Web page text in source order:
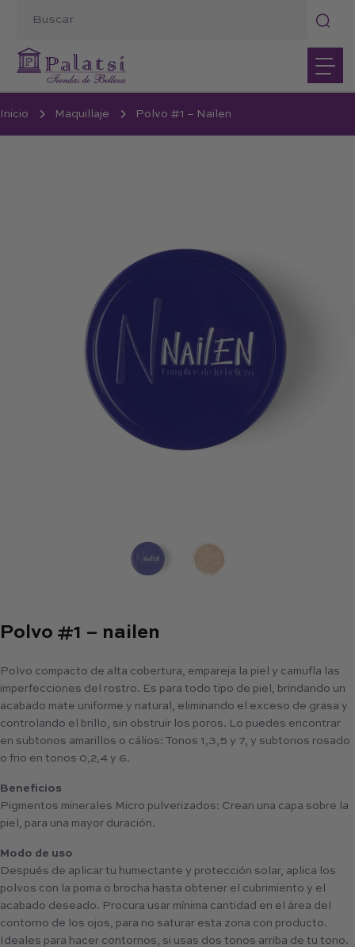
Inicio Maquillaje Polvo #1 – Nailen
Polvo #1 – nailen
Polvo compacto de alta cobertura, empareja la piel y camufla las
imperfecciones del rostro. Es para todo tipo de piel, brindando un
acabado mate uniforme y natural, eliminando el exceso de grasa y
controlando el brillo, sin obstruir los poros. Lo puedes encontrar
en subtonos amarillos o cálios: Tonos 1,3,5 y 7, y subtonos rosado
o frio en tonos 0,2,4 y 6.
Beneficios
Pigmentos minerales Micro pulverizados: Crean una capa sobre la
piel, para una mayor duración.
Modo de uso
Después de aplicar tu humectante y protección solar, aplica los
polvos con la poma o brocha hasta obtener el cubrimiento y el
acabado deseado. Procura usar mínima cantidad en el área del
contorno de los ojos, para no saturar esta zona con producto.
Ideales para hacer contornos, si usas dos tonos arriba de tu tono.